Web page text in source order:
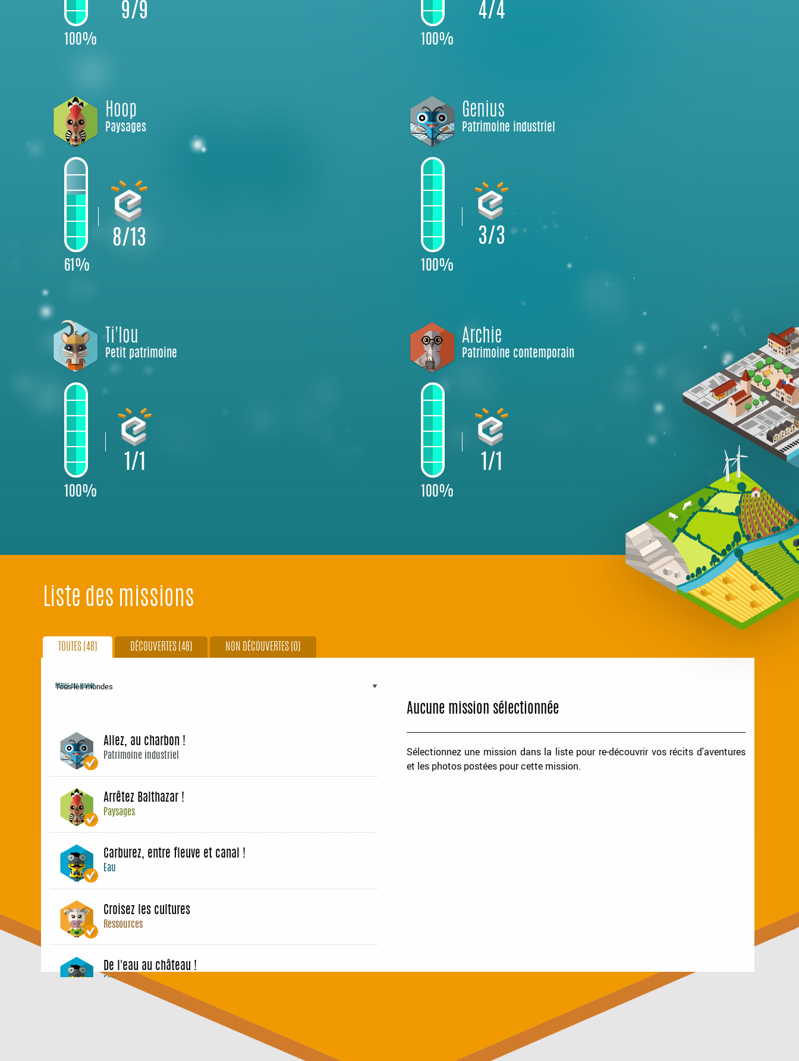
100%
9/9
100%
4/4
Hoop
Paysages
61%
8/13
Genius
Patrimoine industriel
100%
3/3
Ti'lou
Petit patrimoine
100%
1/1
Archie
Patrimoine contemporain
100%
1/1
Liste des missions
TOUTES (48) DÉCOUVERTES (48) NON DÉCOUVERTES (0)
Filtrer par monde
Allez, au charbon !
Patrimoine industriel
Arrêtez Balthazar !
Paysages
Carburez, entre fleuve et canal !
Eau
Croisez les cultures
Ressources
De l'eau au château !
Eau
Aucune mission sélectionnée
Sélectionnez une mission dans la liste pour re-découvrir vos récits d'aventures
et les photos postées pour cette mission.